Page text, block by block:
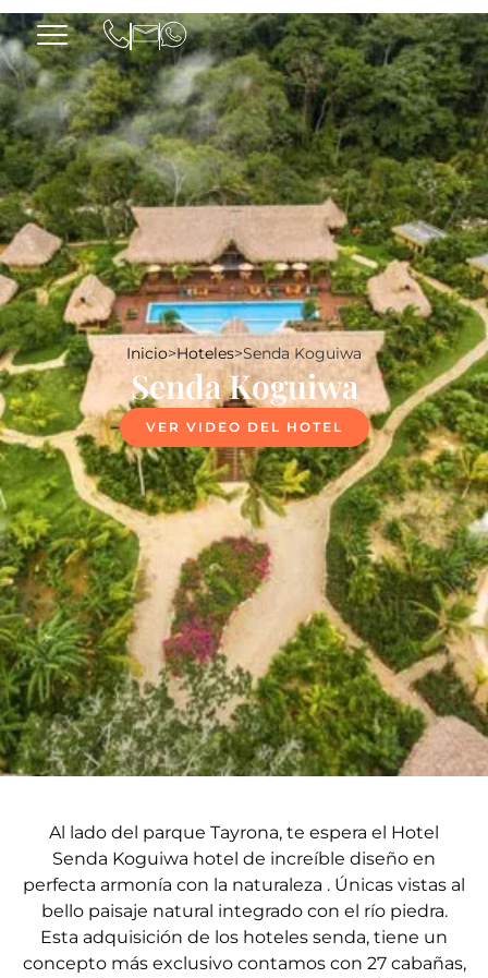
Inicio>Hoteles>Senda Koguiwa
Senda Koguiwa
VER VIDEO DEL HOTEL
Al lado del parque Tayrona, te espera el Hotel
Senda Koguiwa hotel de increíble diseño en
perfecta armonía con la naturaleza . Únicas vistas al
bello paisaje natural integrado con el río piedra.
Esta adquisición de los hoteles senda, tiene un
concepto más exclusivo contamos con 27 cabañas,